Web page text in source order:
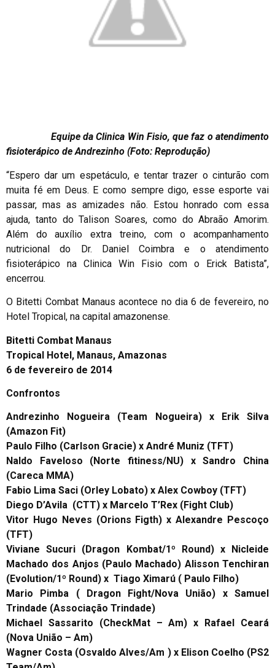
Equipe da Clinica Win Fisio, que faz o atendimento
fisioterápico de Andrezinho (Foto: Reprodução)
“Espero dar um espetáculo, e tentar trazer o cinturão com
muita fé em Deus. E como sempre digo, esse esporte vai
passar, mas as amizades não. Estou honrado com essa
ajuda, tanto do Talison Soares, como do Abraão Amorim.
Além do auxílio extra treino, com o acompanhamento
nutricional do Dr. Daniel Coimbra e o atendimento
fisioterápico na Clinica Win Fisio com o Erick Batista”,
encerrou.
O Bitetti Combat Manaus acontece no dia 6 de fevereiro, no
Hotel Tropical, na capital amazonense.
Bitetti Combat Manaus
Tropical Hotel, Manaus, Amazonas
6 de fevereiro de 2014
Confrontos
Andrezinho Nogueira (Team Nogueira) x Erik Silva
(Amazon Fit)
Paulo Filho (Carlson Gracie) x André Muniz (TFT)
Naldo Faveloso (Norte fitiness/NU) x Sandro China
(Careca MMA)
Fabio Lima Saci (Orley Lobato) x Alex Cowboy (TFT)
Diego D’Avila (CTT) x Marcelo T’Rex (Fight Club)
Vitor Hugo Neves (Orions Figth) x Alexandre Pescoço
(TFT)
Viviane Sucuri (Dragon Kombat/1º Round) x Nicleide
Machado dos Anjos (Paulo Machado) Alisson Tenchiran
(Evolution/1º Round) x Tiago Ximarú ( Paulo Filho)
Mario Pimba ( Dragon Fight/Nova União) x Samuel
Trindade (Associação Trindade)
Michael Sassarito (CheckMat – Am) x Rafael Ceará
(Nova União – Am)
Wagner Costa (Osvaldo Alves/Am ) x Elison Coelho (PS2